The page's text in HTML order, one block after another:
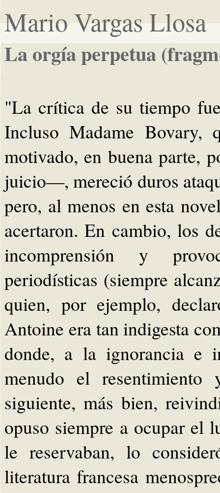
Mario Vargas Llosa
La orgía perpetua
"La crítica de su tiempo
Incluso Madame
motivado, en buena parte,
juicio—, mereció duros
pero, al menos en esta
acertaron. En cambio, los
incomprensión y
periodísticas (siempre
quien, por ejemplo,
Antoine era tan indigesta
donde, a la ignorancia e
menudo el
siguiente, más bien,
opuso siempre a ocupar el
le reservaban, lo
literatura francesa